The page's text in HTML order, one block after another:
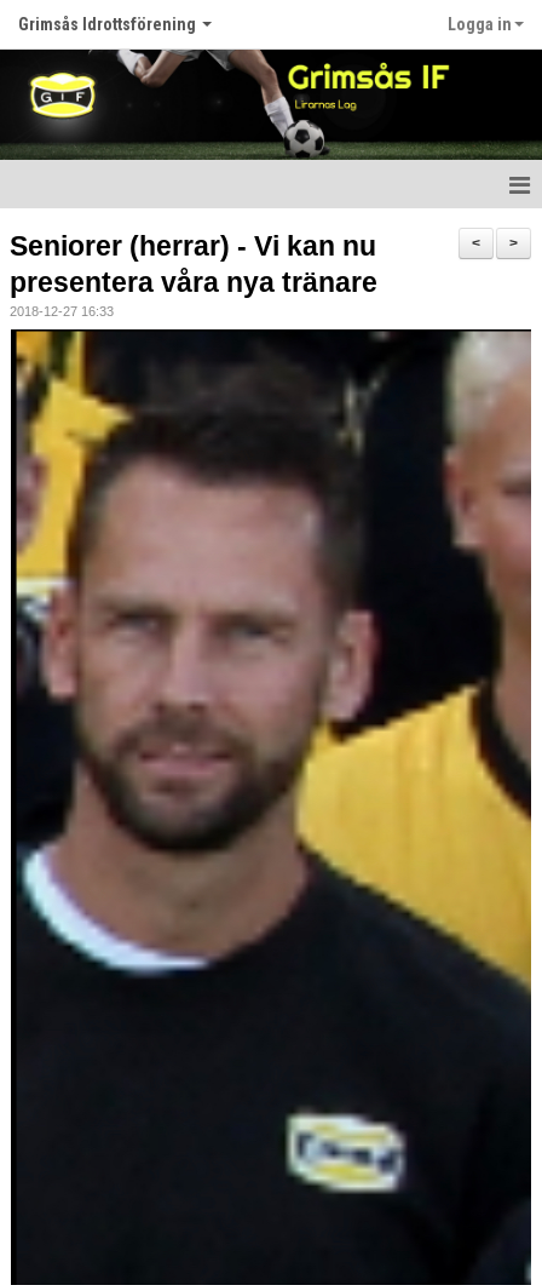
Grimsås Idrottsförening Logga in
Nyheter
Föreningen
Kalender
Våra lag
Matcher
Bildgalleri
Sponsorer
Länkar
Grimsås IF styrdokument
>
<
Seniorer (herrar) - Vi kan nu
presentera våra nya tränare
2018-12-27 16:33